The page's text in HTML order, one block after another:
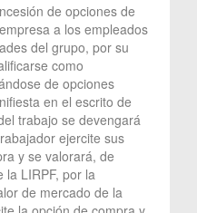
de opciones de
a los empleados
del grupo, por su
como
de opciones
en el escrito de
trabajo se devengará
ejercite sus
y se valorará, de
LIRPF, por la
de mercado de la